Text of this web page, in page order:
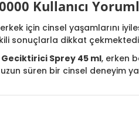
Kullanıcı
için cinsel yaşamlarını
sonuçlarla dikkat
Sprey 45 ml, erken
süren bir cinsel deneyim